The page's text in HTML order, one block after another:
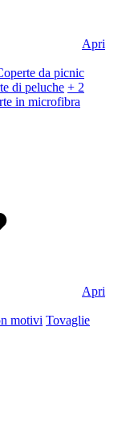
Apri
da picnic
di peluche + 2
in microfibra
Apri
motivi Tovaglie